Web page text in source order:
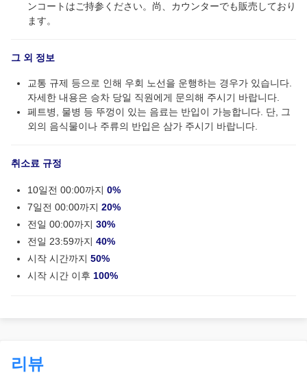
ンコートはご持参ください。尚、カウンターでも販売しており
ます。
그 외 정보
교통 규제 등으로 인해 우회 노선을 운행하는 경우가 있습니다.
자세한 내용은 승차 당일 직원에게 문의해 주시기 바랍니다.
페트병, 물병 등 뚜껑이 있는 음료는 반입이 가능합니다. 단, 그
외의 음식물이나 주류의 반입은 삼가 주시기 바랍니다.
취소료 규정
10일전 00:00까지 0%
7일전 00:00까지 20%
전일 00:00까지 30%
전일 23:59까지 40%
시작 시간까지 50%
시작 시간 이후 100%
리뷰